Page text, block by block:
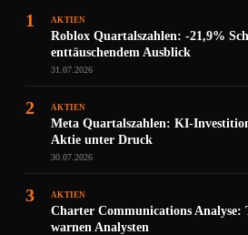
1 AKTIEN
Roblox Quartalszahlen: -21,9%
enttäuschendem Ausblick
31.07.2026
2 AKTIEN
Meta Quartalszahlen: KI-
Aktie unter Druck
30.07.2026
3 AKTIEN
Charter Communications Analyse:
warnen Analysten